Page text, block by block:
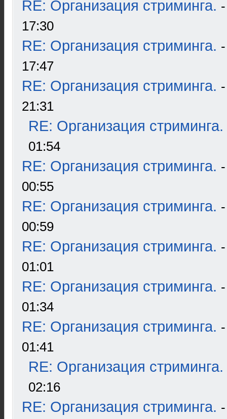
RE: Организация стриминга.
17:30
RE: Организация стриминга.
17:47
RE: Организация стриминга.
21:31
RE: Организация стриминга.
01:54
RE: Организация стриминга.
00:55
RE: Организация стриминга.
00:59
RE: Организация стриминга.
01:01
RE: Организация стриминга.
01:34
RE: Организация стриминга.
01:41
RE: Организация стриминга.
02:16
RE: Организация стриминга.